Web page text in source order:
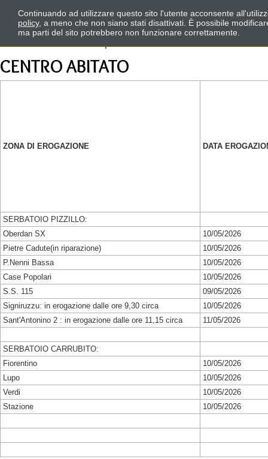
CENTRO ABITATO
ZONA DI EROGAZIONE DATA
SERBATOIO PIZZILLO:
Oberdan SX
10/05/2026
Pietre Cadute(in riparazione)
10/05/2026
P.Nenni Bassa
10/05/2026
Case Popolari
10/05/2026
S.S. 115
09/05/2026
Signiruzzu: in erogazione dalle ore 9,30 circa
10/05/2026
Sant'Antonino 2 : in erogazione dalle ore 11,15 circa
11/05/2026
SERBATOIO CARRUBITO:
Fiorentino
10/05/2026
Lupo
10/05/2026
Verdi
10/05/2026
Stazione
10/05/2026
Continuando ad utilizzare questo sito l'utente acconsente
policy, a meno che non siano stati disattivati. È possibile
ma parti del sito potrebbero non funzionare correttamente.